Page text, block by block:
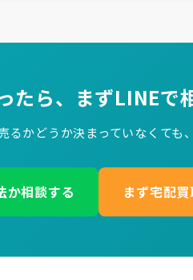
たら、 まずLINEで
るかどうか決まっていなくても
か相談する まず宅配